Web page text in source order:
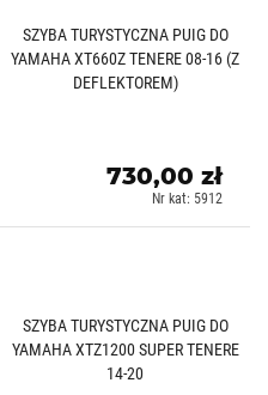
SZYBA TURYSTYCZNA PUIG DO
YAMAHA XT660Z TENERE 08-16 (Z
DEFLEKTOREM)
730,00 zł
Nr kat: 5912
SZYBA TURYSTYCZNA PUIG DO
YAMAHA XTZ1200 SUPER TENERE
14-20